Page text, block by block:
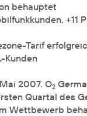
behauptet
+11
Tarif
Kunden
2007. O2
Quartal des
Wettbewerb